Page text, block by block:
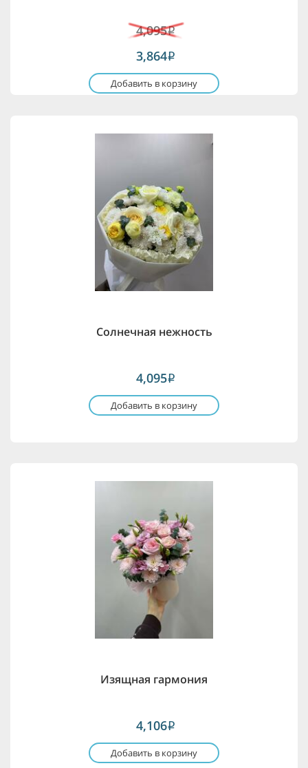
4,095i
3,864i
Добавить в корзину
Солнечная нежность
4,095i
Добавить в корзину
Изящная гармония
4,106i
Добавить в корзину